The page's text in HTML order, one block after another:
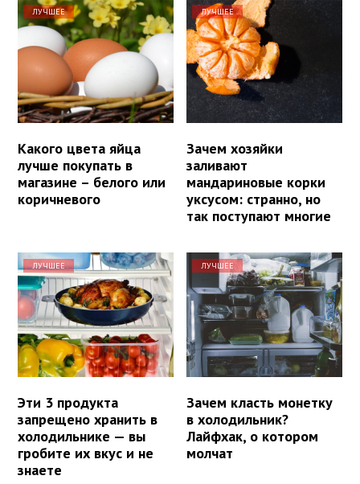
ЛУЧШЕЕ
Какого цвета яйца
лучше покупать в
магазине – белого или
коричневого
ЛУЧШЕЕ
Зачем хозяйки
заливают
мандариновые корки
уксусом: странно, но
так поступают многие
ЛУЧШЕЕ
Эти 3 продукта
запрещено хранить в
холодильнике — вы
гробите их вкус и не
знаете
ЛУЧШЕЕ
Зачем класть монетку
в холодильник?
Лайфхак, о котором
молчат